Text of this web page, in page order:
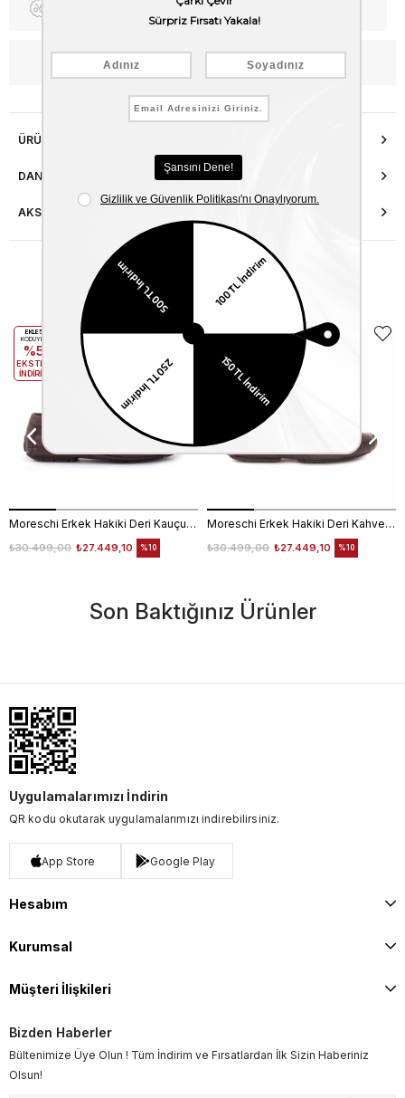
Fiyat Düşünce Haber Ver
WhatsApp’tan Bilgi Al
ÜRÜN ÖZELLIKLERI
DANIŞMA HATTI
AKSESUAR ONARIMI
Benzer Ürünler
Moreschi Erkek Hakiki Deri Kauçuk Taban Kahverengi Loafer Konforlu Ayakkabı
₺27.449,10
₺30.499,00 %10
EKLE5
KODUYLA
%5
EKSTRA
İNDİRİM
Moreschi Erkek Hakiki Deri Kahverengi Loafer Konforlu Ayakkabı
₺27.449,10
₺30.499,00 %10
EKLE5
EKSTRA
İNDİRİM
Son Baktığınız Ürünler
Uygulamalarımızı İndirin
QR kodu okutarak uygulamalarımızı indirebilirsiniz.
App Store Google Play
Hesabım
Kurumsal
Müşteri İlişkileri
Bizden Haberler
Bültenimize Üye Olun ! Tüm İndirim ve Fırsatlardan İlk Sizin Haberiniz
Olsun!